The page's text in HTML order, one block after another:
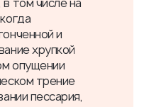
и
хрупкой
опущении
трение
пессария,